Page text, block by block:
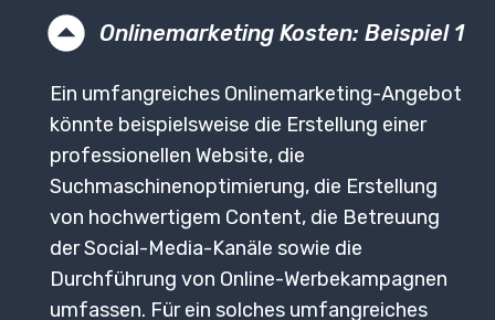
Onlinemarketing Kosten: Beispiel 1
Ein umfangreiches Onlinemarketing-Angebot
könnte beispielsweise die Erstellung einer
professionellen Website, die
Suchmaschinenoptimierung, die Erstellung
von hochwertigem Content, die Betreuung
der Social-Media-Kanäle sowie die
Durchführung von Online-Werbekampagnen
umfassen. Für ein solches umfangreiches